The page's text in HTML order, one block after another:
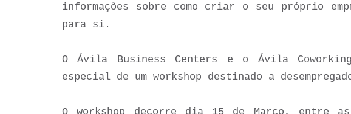
informações sobre como criar o seu próprio
para si.
O Ávila Business Centers e o Ávila
especial de um workshop destinado a
O workshop decorre dia 15 de Março, entre